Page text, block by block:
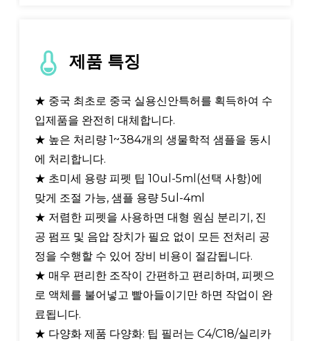
제품 특징
★ 중국 최초로 중국 실용신안특허를 획득하여 수
입제품을 완전히 대체합니다.
★ 높은 처리량 1~384개의 생물학적 샘플을 동시
에 처리합니다.
★ 초미세 용량 피펫 팁 10ul-5ml(선택 사항)에
맞게 조절 가능, 샘플 용량 5ul-4ml
★ 저렴한 피펫을 사용하면 대형 원심 분리기, 진
공 펌프 및 음압 장치가 필요 없이 모든 전처리 공
정을 수행할 수 있어 장비 비용이 절감됩니다.
★ 매우 편리한 조작이 간편하고 편리하며, 피펫으
로 액체를 불어넣고 빨아들이기만 하면 작업이 완
료됩니다.
★ 다양화 제품 다양화: 팁 필러는 C4/C18/실리카